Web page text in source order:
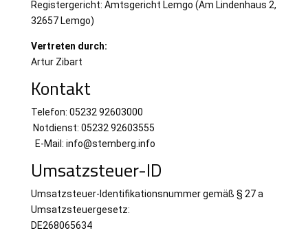
Registergericht: Amtsgericht Lemgo (Am Lindenhaus 2,
32657 Lemgo)
Vertreten durch:
Artur Zibart
Kontakt
Telefon: 05232 92603000
Notdienst: 05232 92603555
E-Mail: info@stemberg.info
Umsatzsteuer-ID
Umsatzsteuer-Identifikationsnummer gemäß § 27 a
Umsatzsteuergesetz:
DE268065634